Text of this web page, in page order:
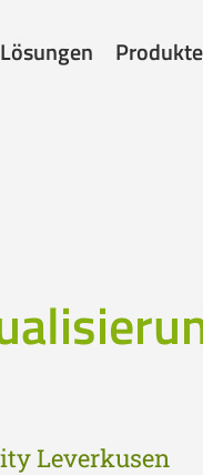
Lösungen Produkte
Leverkusen